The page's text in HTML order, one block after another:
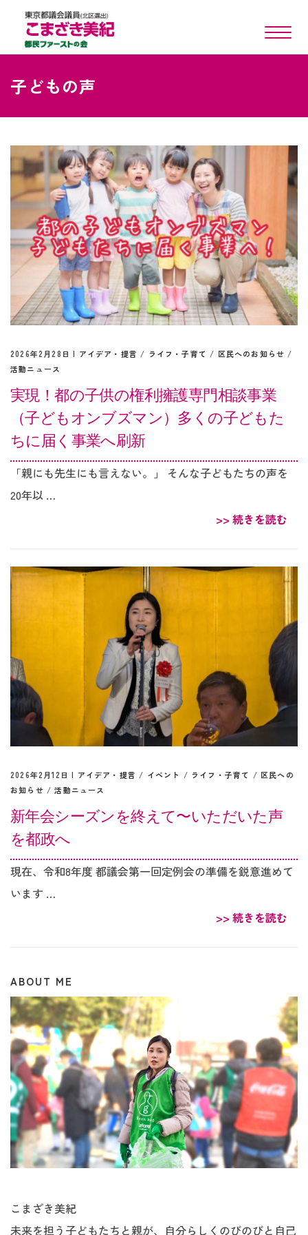
toggle
子どもの声
2026年2月28日 | アイデア・提言 / ライフ・子育て / 区民へのお知らせ /
活動ニュース
実現！都の子供の権利擁護専門相談事業
（子どもオンブズマン）多くの子どもた
ちに届く事業へ刷新
「親にも先生にも言えない。」 そんな子どもたちの声を
20年以 …
>> 続きを読む
2026年2月12日 | アイデア・提言 / イベント / ライフ・子育て / 区民への
お知らせ /活動ニュース
新年会シーズンを終えて〜いただいた声
を都政へ
現在、令和8年度 都議会第一回定例会の準備を鋭意進めて
います …
>> 続きを読む
ABOUT ME
こまざき美紀
未来を担う子どもたちと親が、自分らしくのびのびと自己